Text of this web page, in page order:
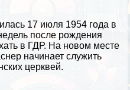
17 июля 1954 года в
после рождения
в ГДР. На новом месте
начинает служить
церквей.